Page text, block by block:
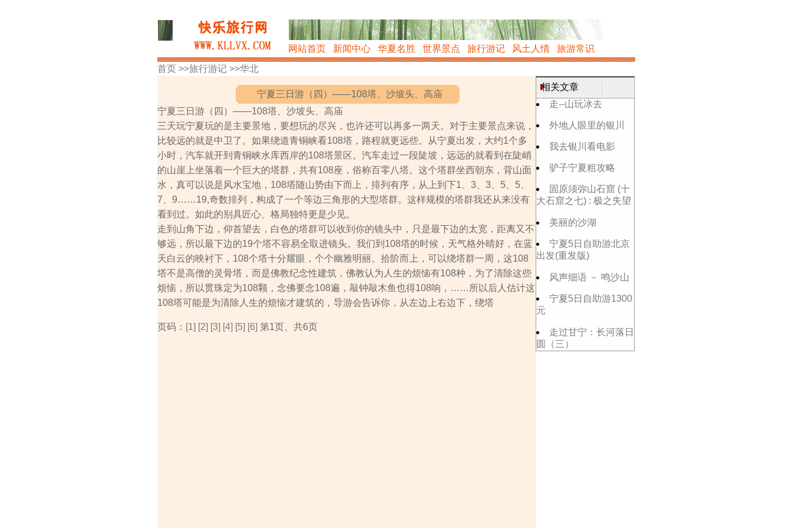
网站首页 新闻中心 华夏名胜 世界景点 旅行游记 风土人情
旅游常识
首页 >>旅行游记 >>华北
相关文章
走--山玩冰去
外地人眼里的银川
我去银川看电影
驴子宁夏粗攻略
固原须弥山石窟 (十
大石窟之七) : 极之失望
美丽的沙湖
宁夏5日自助游北京
出发(重发版)
风声细语 － 鸣沙山
宁夏5日自助游1300
元
走过甘宁：长河落日
圆（三）
宁夏三日游（四）——108塔、沙坡头、高庙
宁夏三日游（四）——108塔、沙坡头、高庙
三天玩宁夏玩的是主要景地，要想玩的尽兴，也许还可以再多一两天。对于主要景点来说，
比较远的就是中卫了。如果绕道青铜峡看108塔，路程就更远些。从宁夏出发，大约1个多
小时，汽车就开到青铜峡水库西岸的108塔景区。汽车走过一段陡坡，远远的就看到在陡峭
的山崖上坐落着一个巨大的塔群，共有108座，俗称百零八塔。这个塔群坐西朝东，背山面
水，真可以说是风水宝地，108塔随山势由下而上，排列有序，从上到下1、3、3、5、5、
7、9……19,奇数排列，构成了一个等边三角形的大型塔群。这样规模的塔群我还从来没有
看到过。如此的别具匠心、格局独特更是少见。
走到山角下边，仰首望去，白色的塔群可以收到你的镜头中，只是最下边的太宽，距离又不
够远，所以最下边的19个塔不容易全取进镜头。我们到108塔的时候，天气格外晴好，在蓝
天白云的映衬下，108个塔十分耀眼，个个幽雅明丽。拾阶而上，可以绕塔群一周，这108
塔不是高僧的灵骨塔，而是佛教纪念性建筑，佛教认为人生的烦恼有108种，为了清除这些
烦恼，所以贯珠定为108颗，念佛要念108遍，敲钟敲木鱼也得108响，……所以后人估计这
108塔可能是为清除人生的烦恼才建筑的，导游会告诉你，从左边上右边下，绕塔
页码： [1] [2] [3] [4] [5] [6] 第1页、共6页